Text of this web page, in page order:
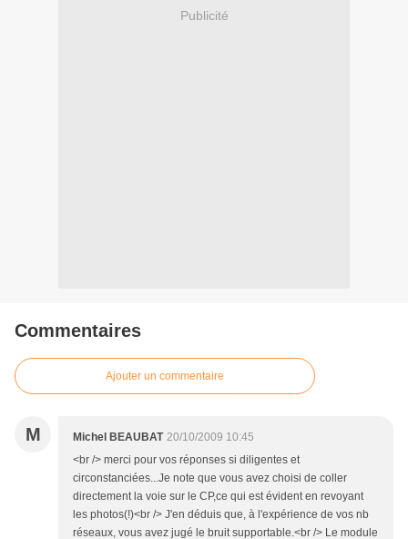
Publicité
Commentaires
Ajouter un commentaire
M Michel BEAUBAT 20/10/2009 10:45
<br /> merci pour vos réponses si diligentes et
circonstanciées...Je note que vous avez choisi de coller
directement la voie sur le CP,ce qui est évident en revoyant
les photos(!)<br /> J'en déduis que, à l'expérience de vos nb
réseaux, vous avez jugé le bruit supportable.<br /> Le module